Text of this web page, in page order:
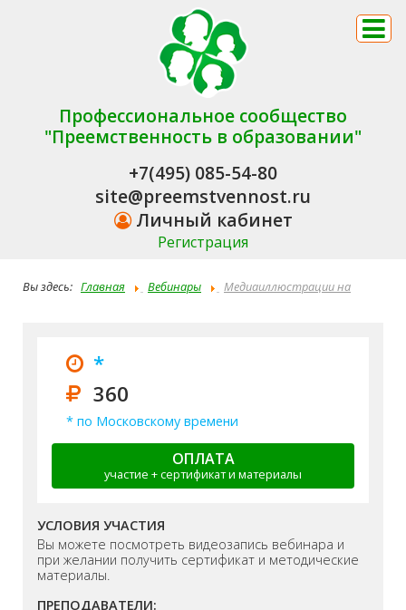
Профессиональное сообщество
"Преемственность в образовании"
+7(495) 085-54-80
site@preemstvennost.ru
Личный кабинет
Регистрация
Вы здесь: Главная Вебинары
Медиаиллюстрации на
*
360
* по Московскому времени
ОПЛАТА
участие + сертификат и материалы
УСЛОВИЯ УЧАСТИЯ
Вы можете посмотреть видеозапись вебинара и
при желании получить сертификат и методические
материалы.
ПРЕПОДАВАТЕЛИ: